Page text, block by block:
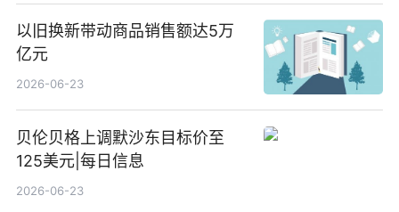
以旧换新带动商品销售额达5万
亿元
2026-06-23
贝伦贝格上调默沙东目标价至
125美元|每日信息
2026-06-23